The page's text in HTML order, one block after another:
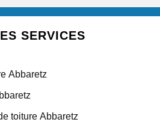
SERVICES
Abbaretz
toiture Abbaretz